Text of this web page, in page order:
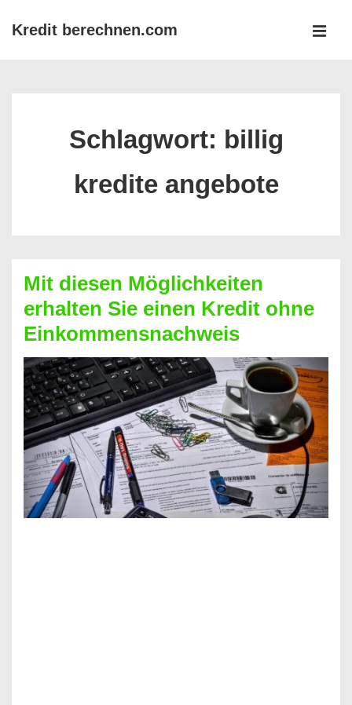
ZumKredit berechnen.com
Schlagwort: billig
kredite angebote
Mit diesen Möglichkeiten
erhalten Sie einen Kredit ohne
Einkommensnachweis